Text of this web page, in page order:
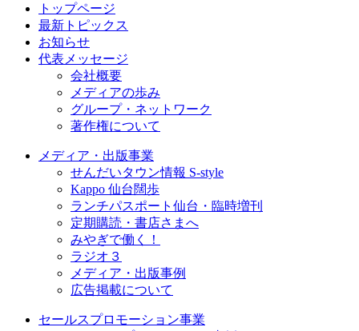
トップページ
最新トピックス
お知らせ
代表メッセージ
会社概要
メディアの歩み
グループ・ネットワーク
著作権について
メディア・出版事業
せんだいタウン情報 S-style
Kappo 仙台闊歩
ランチパスポート仙台・臨時増刊
定期購読・書店さまへ
みやぎで働く！
ラジオ３
メディア・出版事例
広告掲載について
セールスプロモーション事業